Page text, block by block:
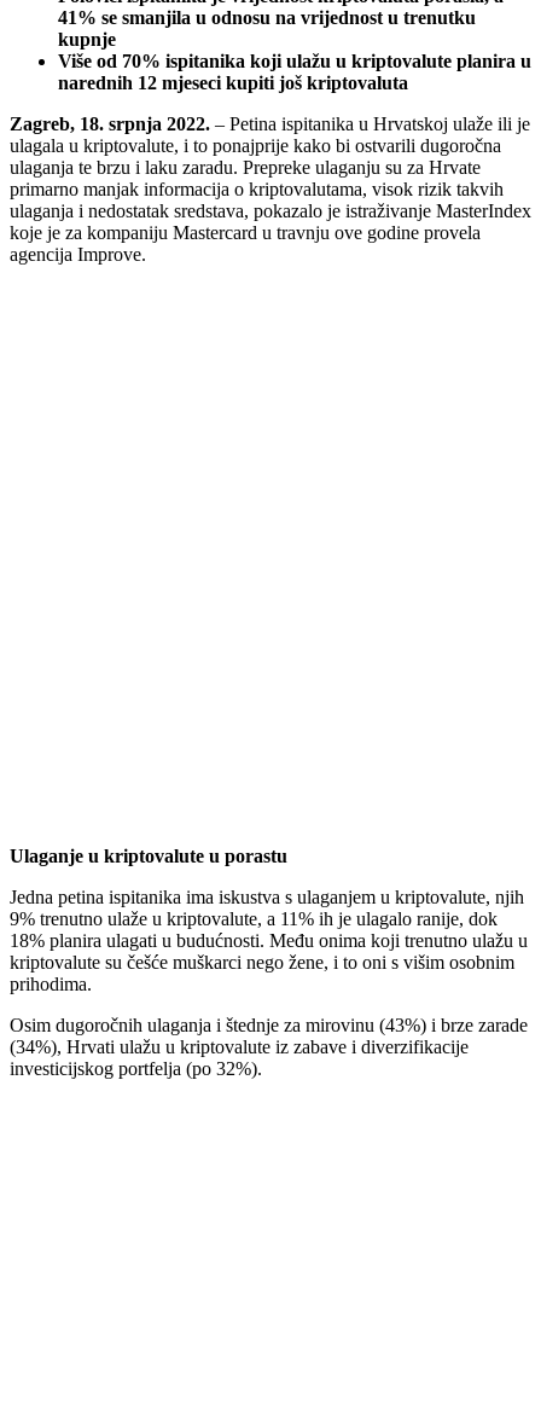
41% se smanjila u odnosu na vrijednost u trenutku
kupnje
Više od 70% ispitanika koji ulažu u kriptovalute planira u
narednih 12 mjeseci kupiti još kriptovaluta
Zagreb, 18. srpnja 2022. – Petina ispitanika u Hrvatskoj ulaže ili je
ulagala u kriptovalute, i to ponajprije kako bi ostvarili dugoročna
ulaganja te brzu i laku zaradu. Prepreke ulaganju su za Hrvate
primarno manjak informacija o kriptovalutama, visok rizik takvih
ulaganja i nedostatak sredstava, pokazalo je istraživanje MasterIndex
koje je za kompaniju Mastercard u travnju ove godine provela
agencija Improve.
Ulaganje u kriptovalute u porastu
Jedna petina ispitanika ima iskustva s ulaganjem u kriptovalute, njih
9% trenutno ulaže u kriptovalute, a 11% ih je ulagalo ranije, dok
18% planira ulagati u budućnosti. Među onima koji trenutno ulažu u
kriptovalute su češće muškarci nego žene, i to oni s višim osobnim
prihodima.
Osim dugoročnih ulaganja i štednje za mirovinu (43%) i brze zarade
(34%), Hrvati ulažu u kriptovalute iz zabave i diverzifikacije
investicijskog portfelja (po 32%).